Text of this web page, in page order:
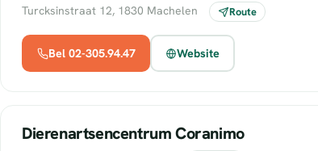
Turcksinstraat 12, 1830 Machelen Route
Bel 02-305.94.47 Website
Dierenartsencentrum Coranimo